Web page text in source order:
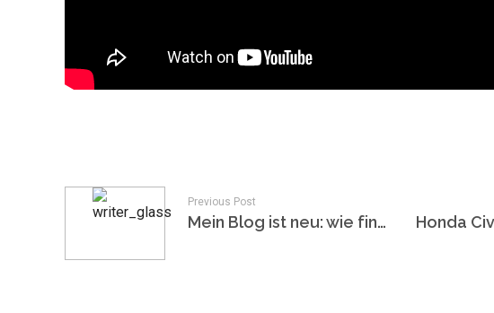
Previous Post
Mein Blog ist neu: wie finde ich Themen?